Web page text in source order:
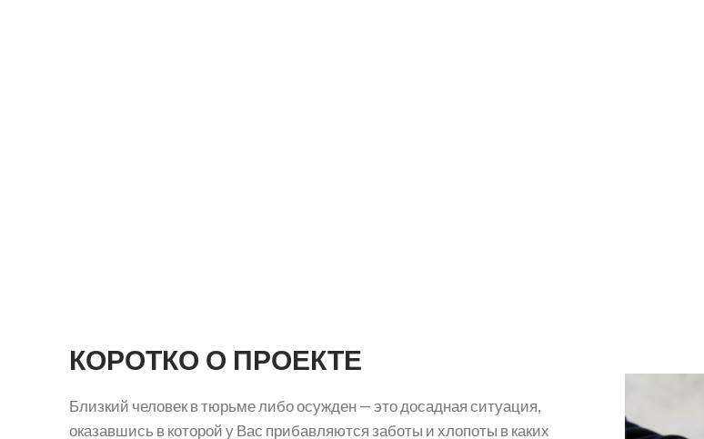
КОРОТКО О ПРОЕКТЕ
Близкий человек в тюрьме либо осужден — это досадная ситуация,
оказавшись в которой у Вас прибавляются заботы и хлопоты в каких